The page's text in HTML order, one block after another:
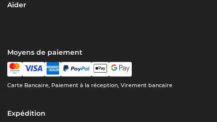
Aider
Moyens de paiement
Carte Bancaire, Paiement à la réception, Virement bancaire
Expédition